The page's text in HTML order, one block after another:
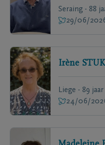
Seraing - 88
29/06/
Irène
Liege - 89 jaar
24/06/